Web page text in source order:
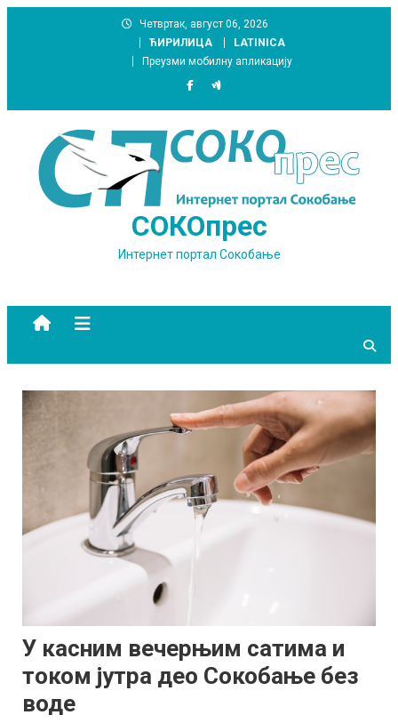
Четвртак, август 06, 2026
ЋИРИЛИЦА
LATINICA
Преузми мобилну апликацију
СОКОпрес
Интернет портал Сокобање
У касним вечерњим сатимa и
током јутра део Сокобање без
воде